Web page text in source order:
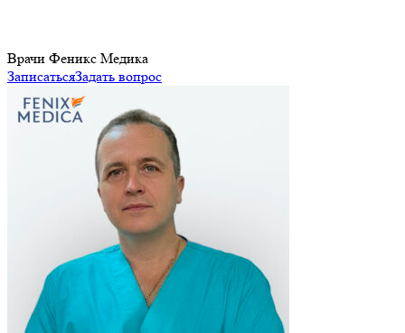
Врачи Феникс Медика
ЗаписатьсяЗадать вопрос